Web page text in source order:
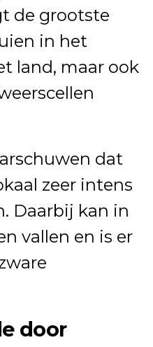
de grootste
in het
land, maar ook
dat
zeer intens
Daarbij kan in
vallen en is er
door